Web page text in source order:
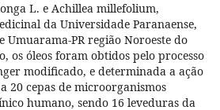
L. e Achillea millefolium,
da Universidade Paranaense,
Umuarama-PR região Noroeste do
os óleos foram obtidos pelo processo
modificado, e determinada a ação
20 cepas de microorganismos
humano, sendo 16 leveduras da